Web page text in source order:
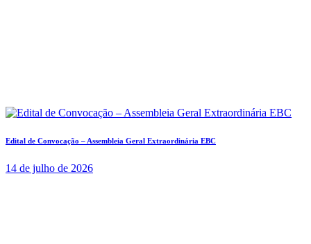
Edital de Convocação – Assembleia Geral Extraordinária EBC
14 de julho de 2026